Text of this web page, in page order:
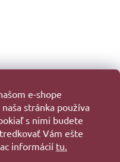
e-shope
stránka používa
s nimi budete
Vám ešte
informácií tu.